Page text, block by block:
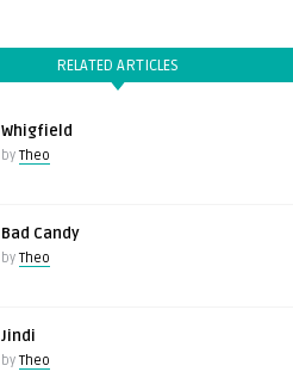
RELATED ARTICLES
Whigfield
by Theo
Bad Candy
by Theo
Jindi
by Theo